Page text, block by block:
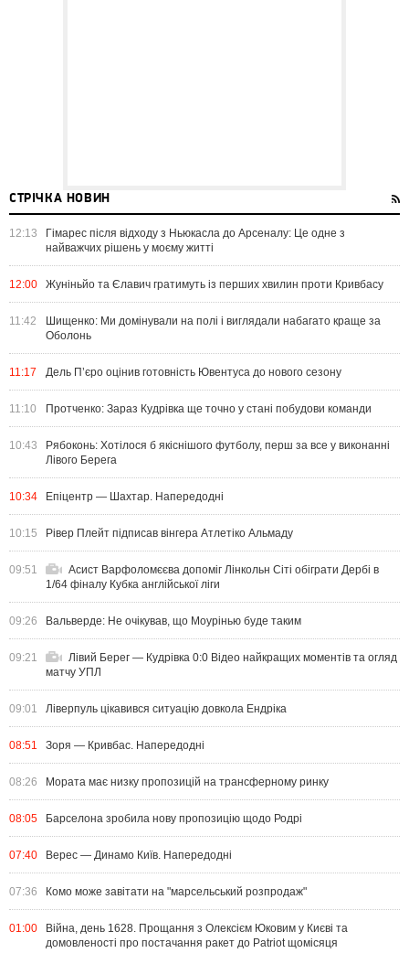
СТРІЧКА НОВИН
12:13
Гімарес після відходу з Ньюкасла до Арсеналу: Це одне з
найважчих рішень у моєму житті
12:00 Жуніньйо та Єлавич гратимуть із перших хвилин проти Кривбасу
11:42
Шищенко: Ми домінували на полі і виглядали набагато краще за
Оболонь
11:17 Дель П’єро оцінив готовність Ювентуса до нового сезону
11:10 Протченко: Зараз Кудрівка ще точно у стані побудови команди
10:43
Рябоконь: Хотілося б якіснішого футболу, перш за все у виконанні
Лівого Берега
10:34 Епіцентр — Шахтар. Напередодні
10:15 Рівер Плейт підписав вінгера Атлетіко Альмаду
09:51
Асист Варфоломєєва допоміг Лінкольн Сіті обіграти Дербі в
1/64 фіналу Кубка англійської ліги
09:26 Вальверде: Не очікував, що Моурінью буде таким
09:21
Лівий Берег — Кудрівка 0:0 Відео найкращих моментів та огляд
матчу УПЛ
09:01 Ліверпуль цікавився ситуацію довкола Ендріка
08:51 Зоря — Кривбас. Напередодні
08:26 Мората має низку пропозицій на трансферному ринку
08:05 Барселона зробила нову пропозицію щодо Родрі
07:40 Верес — Динамо Київ. Напередодні
07:36 Комо може завітати на "марсельський розпродаж"
01:00
Війна, день 1628. Прощання з Олексієм Юковим у Києві та
домовленості про постачання ракет до Patriot щомісяця